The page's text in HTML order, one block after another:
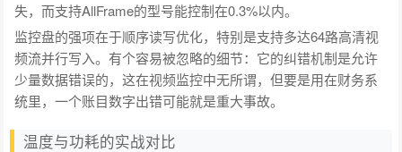
失，而支持AllFrame的型号能控制在0.3%以内。
监控盘的强项在于顺序读写优化，特别是支持多达64路高清视
频流并行写入。有个容易被忽略的细节：它的纠错机制是允许
少量数据错误的，这在视频监控中无所谓，但要是用在财务系
统里，一个账目数字出错可能就是重大事故。
温度与功耗的实战对比